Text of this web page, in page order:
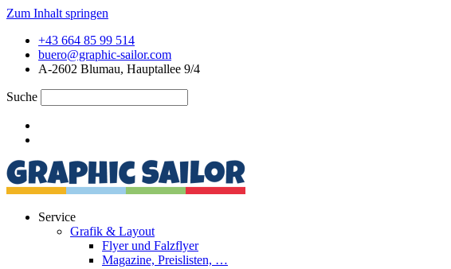
Zum Inhalt springen
+43 664 85 99 514
buero@graphic-sailor.com
A-2602 Blumau, Hauptallee 9/4
Suche
Service
Grafik & Layout
Flyer und Falzflyer
Magazine, Preislisten, …